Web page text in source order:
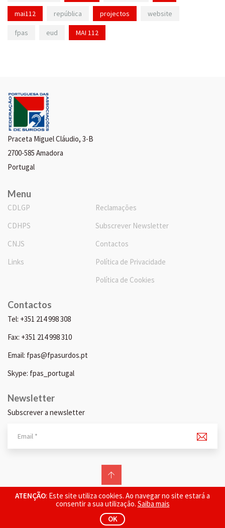
ATENÇÃO: Este site utiliza cookies. Ao navegar no site estará a
consentir a sua utilização. Saiba mais
OK
mai112 república projectos website
fpas eud MAI 112
Praceta Miguel Cláudio, 3-B
2700-585 Amadora
Portugal
Menu
CDLGP
CDHPS
CNJS
Links
Reclamações
Subscrever Newsletter
Contactos
Política de Privacidade
Política de Cookies
Contactos
Tel: +351 214 998 308
Fax: +351 214 998 310
Email: fpas@fpasurdos.pt
Skype: fpas_portugal
Newsletter
Subscrever a newsletter
© 2026 FPAS. Todos os direitos reservados.